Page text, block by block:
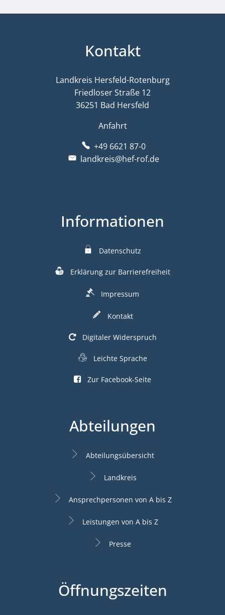
Kontakt
Landkreis Hersfeld-Rotenburg
Friedloser Straße 12
36251 Bad Hersfeld
Anfahrt
+49 6621 87-0
landkreis@hef-rof.de
Informationen
Datenschutz
Erklärung zur Barrierefreiheit
Impressum
Kontakt
Digitaler Widerspruch
Leichte Sprache
Zur Facebook-Seite
Abteilungen
Abteilungsübersicht
Landkreis
Ansprechpersonen von A bis Z
Leistungen von A bis Z
Presse
Öffnungszeiten